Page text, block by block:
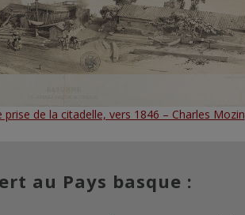
prise de la citadelle, vers 1846 – Charles Mozin
au Pays basque :